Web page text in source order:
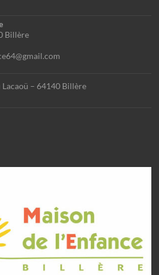
Billère
Lacaoü – 64140 Billère